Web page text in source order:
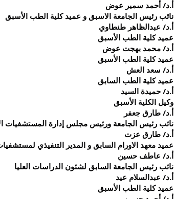
أ.د/ أحمد سمير عوض
نائب رئيس الجامعة الاسبق و عميد كلية الطب الأسبق
أ.د/ عبدالظاهر طنطاوي
عميد كلية الطب الأسبق
أ.د/ محمد بهجت عوض
عميد كلية الطب الأسبق
أ.د/ سعد العش
عميد كلية الطب السابق
أ.د/ حميدة السيد
وكيل الكلية الأسبق
أ.د/ طارق جعفر
نائب رئيس الجامعة ورئيس مجلس إدارة المستشفيات
أ.د/ طارق عزت
عميد معهد الاورام السابق و المدير التنفيذي
أ.د/ عاطف حسين
نائب رئيس الجامعة السابق لشئون الدراسات العليا
أ.د/ عبدالسلام عيد
عميد كلية الطب الأسبق